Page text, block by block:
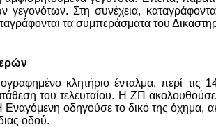
γεγονότων. Στη συνέχεια,
τα συμπεράσματα του
κλητήριο ένταλμα, περί τις
του τελευταίου. Η ΖΠ
οδηγούσε το δικό της όχημα,
οδού.